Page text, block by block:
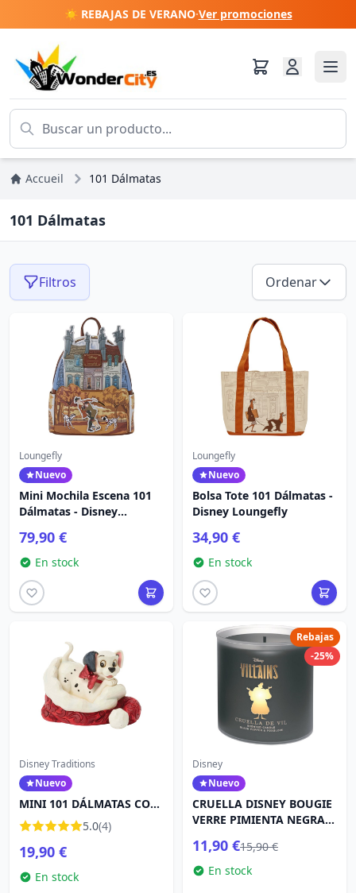
☀️ REBAJAS DE VERANO·Ver promociones
Accueil 101 Dálmatas
101 Dálmatas
Filtros Ordenar
Loungefly
Nuevo
Mini Mochila Escena 101
Dálmatas - Disney
79,90 €
En stock
Loungefly
Nuevo
Bolsa Tote 101 Dálmatas -
Disney Loungefly
34,90 €
En stock
Disney Traditions
Nuevo
MINI 101 DÁLMATAS CON
GORRO DE PAPÁ NOEL -
DISNEY TRADITIONS
5.0(4)
19,90 €
En stock
Rebajas
-25%
Disney
Nuevo
CRUELLA DISNEY BOUGIE
VERRE PIMIENTA NEGRA Y
11,90 €15,90 €
En stock